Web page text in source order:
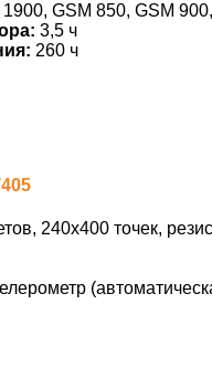
GSM 850, GSM
3,5 ч
260 ч
240х400 точек,